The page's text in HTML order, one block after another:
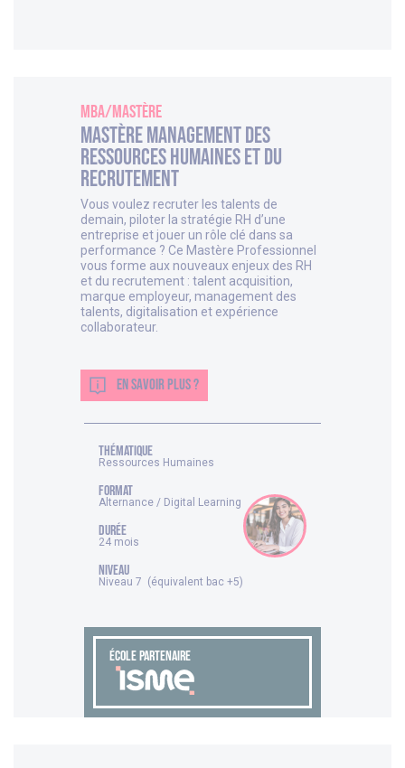
MBA/Mastère
Mastère Management des
Ressources Humaines et du
Recrutement
Vous voulez recruter les talents de
demain, piloter la stratégie RH d’une
entreprise et jouer un rôle clé dans sa
performance ? Ce Mastère Professionnel
vous forme aux nouveaux enjeux des RH
et du recrutement : talent acquisition,
marque employeur, management des
talents, digitalisation et expérience
collaborateur.
EN SAVOIR PLUS ?
thématique
Ressources Humaines
FORMAT
Alternance / Digital Learning
DURÉE
24 mois
NIVEAU
Niveau 7 (équivalent bac +5)
ÉCOLE PARTENAIRE